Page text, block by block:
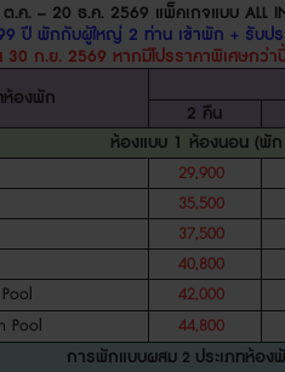
ต.ค. – 20 ธ.ค. 2569 แพ็คเกจแบบ ALL
ปี พักกับผู้ใหญ่ 2 ท่าน เข้าพัก + รับป
30 ก.ย. 2569 หากมีโปรราคาพิเศษกว่
ห้องพัก
2 คืน
ห้องแบบ 1 ห้องนอน(พัก
29,900
35,500
37,500
40,800
42,000
Pool
44,800
การพักแบบผสม2 ประเภทห้อง